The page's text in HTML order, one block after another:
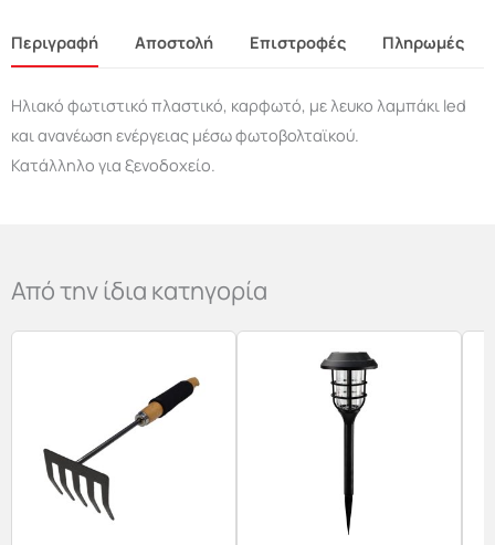
Περιγραφή Αποστολή Επιστροφές Πληρωμές
Ηλιακό φωτιστικό πλαστικό, καρφωτό, με λευκο λαμπάκι led
και ανανέωση ενέργειας μέσω φωτοβολταϊκού.
Κατάλληλο για ξενοδοχείο.
Από την ίδια κατηγορία